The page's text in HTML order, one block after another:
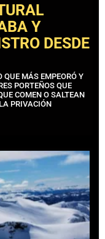
Y
DESDE
QUE MÁS EMPEORÓ Y
PORTEÑOS QUE
COMEN O SALTEAN
PRIVACIÓN